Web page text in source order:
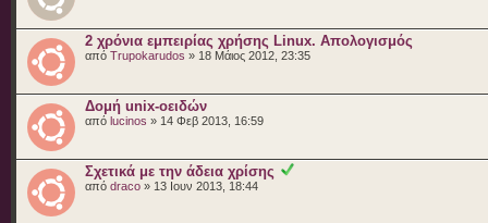
‎2 χρόνια εμπειρίας χρήσης Linux. Απολογισμός
από Trupokarudos » 18 Μάιος 2012, 23:35
Δομή unix-οειδών
από lucinos » 14 Φεβ 2013, 16:59
Σχετικά με την άδεια χρίσης
από draco » 13 Ιουν 2013, 18:44